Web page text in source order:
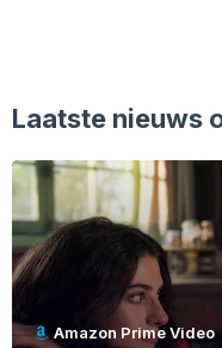
Laatste nieuws
Amazon Prime Video